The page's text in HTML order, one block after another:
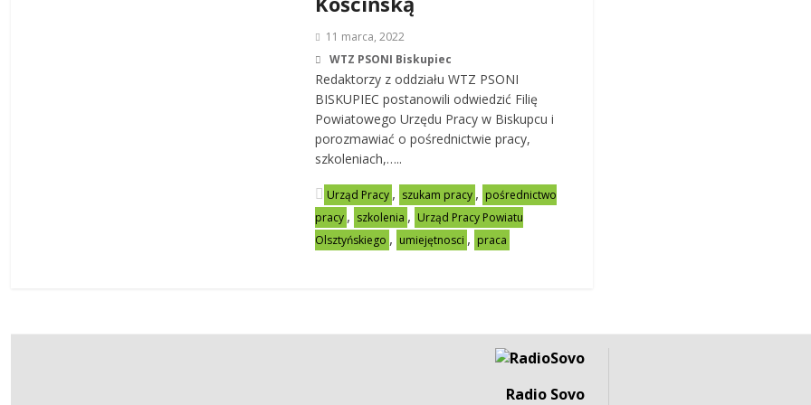
11 marca, 2022
WTZ PSONI Biskupiec
Redaktorzy z oddziału WTZ PSONI
BISKUPIEC postanowili odwiedzić Filię
Powiatowego Urzędu Pracy w Biskupcu i
porozmawiać o pośrednictwie pracy,
szkoleniach,…..
Urząd Pracy , szukam pracy , pośrednictwo
pracy , szkolenia , Urząd Pracy Powiatu
Olsztyńskiego , umiejętnosci , praca
Radio Sovo